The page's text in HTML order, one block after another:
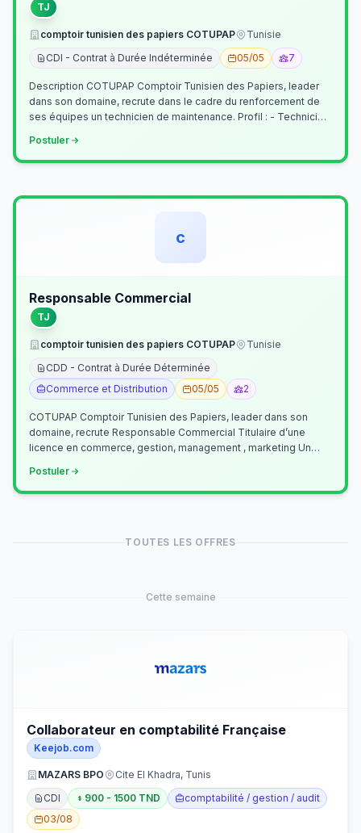
TJ
comptoir tunisien des papiers COTUPAP
Tunisie
CDI - Contrat à Durée Indéterminée
05/05 7
Description COTUPAP Comptoir Tunisien des Papiers, leader
dans son domaine, recrute dans le cadre du renforcement de
ses équipes un technicien de maintenance. Profil : - Technicien
Postuler
c
Responsable Commercial
TJ
comptoir tunisien des papiers COTUPAP
Tunisie
CDD - Contrat à Durée Déterminée
Commerce et Distribution
05/05 2
COTUPAP Comptoir Tunisien des Papiers, leader dans son
domaine, recrute Responsable Commercial Titulaire d’une
licence en commerce, gestion, management , marketing Un
Postuler
TOUTES LES OFFRES
Cette semaine
Collaborateur en comptabilité Française
Keejob.com
MAZARS BPO
Cite El Khadra, Tunis
CDI
900 - 1500 TND
comptabilité / gestion / audit
03/08